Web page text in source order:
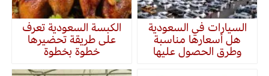
السيارات في السعودية
هل أسعارها مناسبة
وطرق الحصول عليها
الكبسة السعودية تعرف
على طريقة تحضيرها
خطوة بخطوة